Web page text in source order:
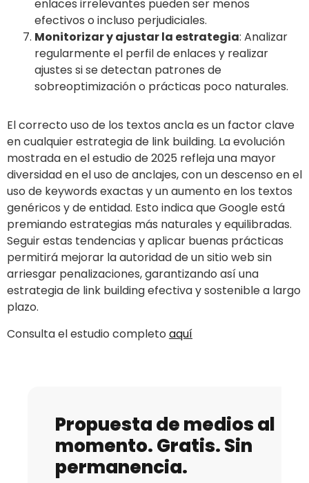
enlaces irrelevantes pueden ser menos
efectivos o incluso perjudiciales.
Monitorizar y ajustar la estrategia: Analizar
regularmente el perfil de enlaces y realizar
ajustes si se detectan patrones de
sobreoptimización o prácticas poco naturales.
El correcto uso de los textos ancla es un factor clave
en cualquier estrategia de link building. La evolución
mostrada en el estudio de 2025 refleja una mayor
diversidad en el uso de anclajes, con un descenso en el
uso de keywords exactas y un aumento en los textos
genéricos y de entidad. Esto indica que Google está
premiando estrategias más naturales y equilibradas.
Seguir estas tendencias y aplicar buenas prácticas
permitirá mejorar la autoridad de un sitio web sin
arriesgar penalizaciones, garantizando así una
estrategia de link building efectiva y sostenible a largo
plazo.
Consulta el estudio completo aquí
Propuesta de medios al
momento. Gratis. Sin
permanencia.